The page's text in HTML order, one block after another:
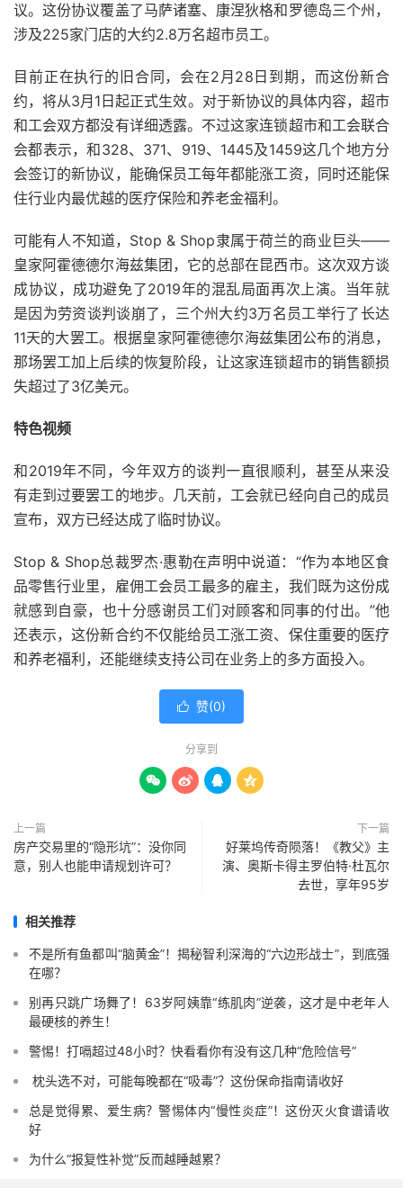
议。这份协议覆盖了马萨诸塞、康涅狄格和罗德岛三个州，
涉及225家门店的大约2.8万名超市员工。
目前正在执行的旧合同，会在2月28日到期，而这份新合
约，将从3月1日起正式生效。对于新协议的具体内容，超市
和工会双方都没有详细透露。不过这家连锁超市和工会联合
会都表示，和328、371、919、1445及1459这几个地方分
会签订的新协议，能确保员工每年都能涨工资，同时还能保
住行业内最优越的医疗保险和养老金福利。
可能有人不知道，Stop & Shop隶属于荷兰的商业巨头——
皇家阿霍德德尔海兹集团，它的总部在昆西市。这次双方谈
成协议，成功避免了2019年的混乱局面再次上演。当年就
是因为劳资谈判谈崩了，三个州大约3万名员工举行了长达
11天的大罢工。根据皇家阿霍德德尔海兹集团公布的消息，
那场罢工加上后续的恢复阶段，让这家连锁超市的销售额损
失超过了3亿美元。
特色视频
和2019年不同，今年双方的谈判一直很顺利，甚至从来没
有走到过要罢工的地步。几天前，工会就已经向自己的成员
宣布，双方已经达成了临时协议。
Stop & Shop总裁罗杰·惠勒在声明中说道：“作为本地区食
品零售行业里，雇佣工会员工最多的雇主，我们既为这份成
就感到自豪，也十分感谢员工们对顾客和同事的付出。”他
还表示，这份新合约不仅能给员工涨工资、保住重要的医疗
和养老福利，还能继续支持公司在业务上的多方面投入。
 赞(0)
分享到
   
上一篇
房产交易里的“隐形坑”：没你同
意，别人也能申请规划许可？
下一篇
好莱坞传奇陨落！《教父》主
演、奥斯卡得主罗伯特·杜瓦尔
去世，享年95岁
相关推荐
不是所有鱼都叫“脑黄金”！揭秘智利深海的“六边形战士”，到底强
在哪？
别再只跳广场舞了！63岁阿姨靠“练肌肉”逆袭，这才是中老年人
最硬核的养生！
警惕！打嗝超过48小时？快看看你有没有这几种“危险信号”️
️ 枕头选不对，可能每晚都在“吸毒”？这份保命指南请收好
总是觉得累、爱生病？警惕体内“慢性炎症”！这份灭火食谱请收
好
为什么“报复性补觉”反而越睡越累？